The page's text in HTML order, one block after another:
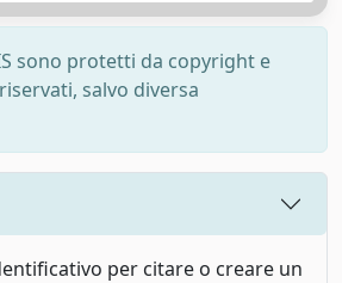
sono protetti da copyright e
salvo diversa
per citare o creare un